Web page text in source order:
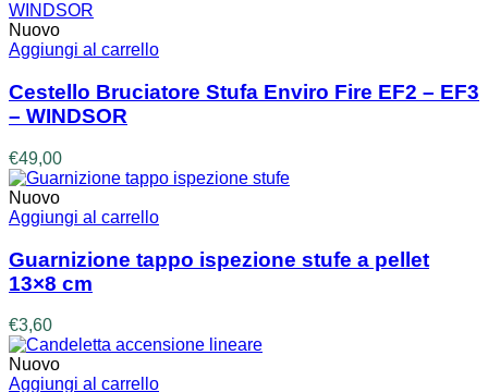
Nuovo
Aggiungi al carrello
Cestello Bruciatore Stufa Enviro Fire EF2 – EF3
– WINDSOR
€49,00
Nuovo
Aggiungi al carrello
Guarnizione tappo ispezione stufe a pellet
13×8 cm
€3,60
Nuovo
Aggiungi al carrello